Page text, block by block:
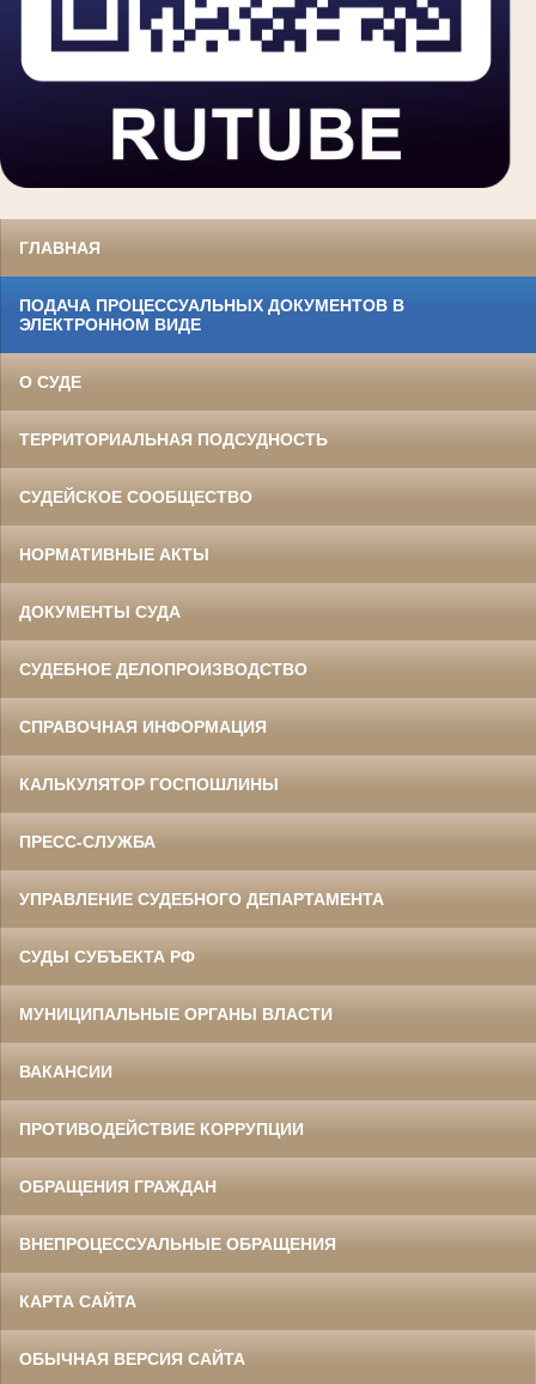
ГЛАВНАЯ
ПОДАЧА ПРОЦЕССУАЛЬНЫХ ДОКУМЕНТОВ В
ЭЛЕКТРОННОМ ВИДЕ
О СУДЕ
ТЕРРИТОРИАЛЬНАЯ ПОДСУДНОСТЬ
СУДЕЙСКОЕ СООБЩЕСТВО
НОРМАТИВНЫЕ АКТЫ
ДОКУМЕНТЫ СУДА
СУДЕБНОЕ ДЕЛОПРОИЗВОДСТВО
СПРАВОЧНАЯ ИНФОРМАЦИЯ
КАЛЬКУЛЯТОР ГОСПОШЛИНЫ
ПРЕСС-СЛУЖБА
УПРАВЛЕНИЕ СУДЕБНОГО ДЕПАРТАМЕНТА
СУДЫ СУБЪЕКТА РФ
МУНИЦИПАЛЬНЫЕ ОРГАНЫ ВЛАСТИ
ВАКАНСИИ
ПРОТИВОДЕЙСТВИЕ КОРРУПЦИИ
ОБРАЩЕНИЯ ГРАЖДАН
ВНЕПРОЦЕССУАЛЬНЫЕ ОБРАЩЕНИЯ
КАРТА САЙТА
ОБЫЧНАЯ ВЕРСИЯ САЙТА